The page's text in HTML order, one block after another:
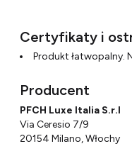
Certyfikaty i
Produkt łatwopalny.
Producent
PFCH Luxe Italia S.r.l
Via Ceresio 7/9
20154 Milano, Włochy